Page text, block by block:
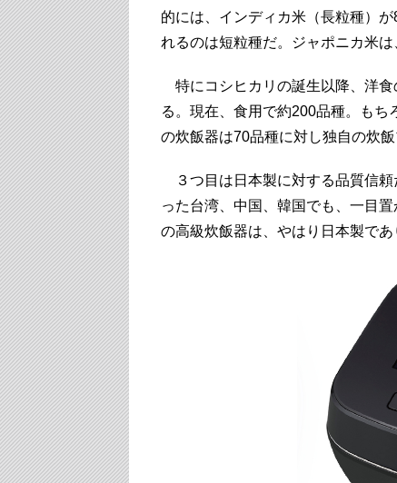
的には、インディカ米（長粒種）
れるのは短粒種だ。ジャポニカ米
特にコシヒカリの誕生以降、洋食
る。現在、食用で約200品種。も
の炊飯器は70品種に対し独自の炊
３つ目は日本製に対する品質信頼
った台湾、中国、韓国でも、一目
の高級炊飯器は、やはり日本製であ